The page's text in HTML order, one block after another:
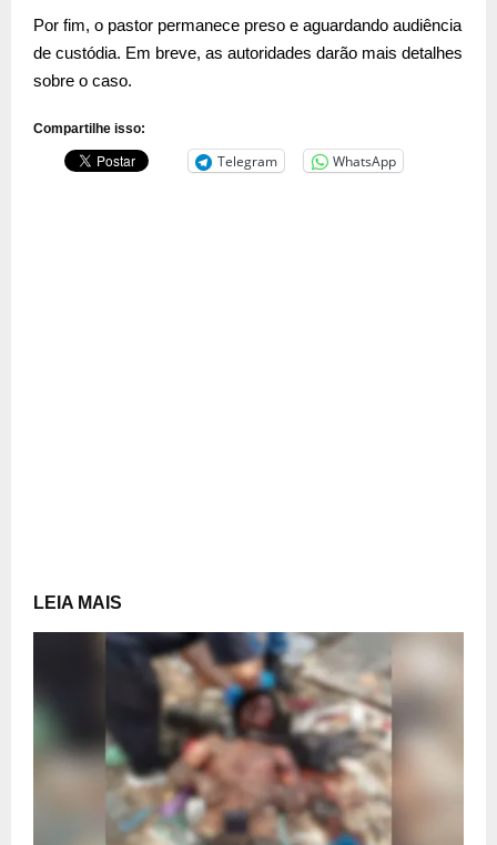
Por fim, o pastor permanece preso e aguardando audiência
de custódia. Em breve, as autoridades darão mais detalhes
sobre o caso.
Compartilhe isso:
Telegram WhatsApp
LEIA MAIS